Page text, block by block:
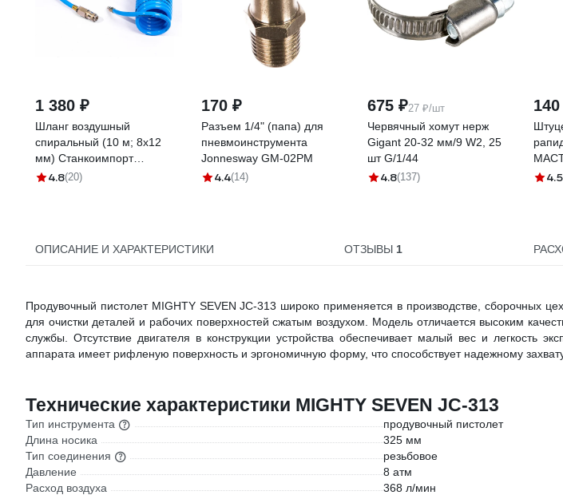
1 380 ₽
Шланг воздушный
спиральный (10 м; 8х12
мм) Станкоимпорт
HS081210
4.8(20)
170 ₽
Разъем 1/4" (папа) для
пневмоинструмента
Jonnesway GM-02PM
4.4(14)
675 ₽27 ₽/шт
Червячный хомут нерж
Gigant 20-32 мм/9 W2, 25
шт G/1/44
4.8(137) 4.5
ОПИСАНИЕ И ХАРАКТЕРИСТИКИ ОТЗЫВЫ 1
Продувочный пистолет MIGHTY SEVEN JC-313 широко применяется в производстве, сборочных
для очистки деталей и рабочих поверхностей сжатым воздухом. Модель отличается высоким
службы. Отсутствие двигателя в конструкции устройства обеспечивает малый вес и легкость
аппарата имеет рифленую поверхность и эргономичную форму, что способствует надежному
Технические характеристики MIGHTY SEVEN JC-313
Тип инструмента
продувочный пистолет
Длина носика
325 мм
Тип соединения
резьбовое
Давление
8 атм
Расход воздуха
368 л/мин